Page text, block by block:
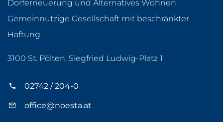
Dorferneuerung und Alternatives Wohnen
Gemeinnützige Gesellschaft mit beschränkter
Haftung
3100 St. Pölten, Siegfried Ludwig-Platz 1
02742 / 204-0
office@noesta.at